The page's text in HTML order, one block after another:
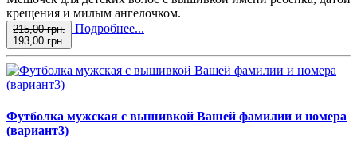
крещения и милым ангелочком.
215,00 грн.
193,00 грн.
Подробнее...
Футболка мужская с вышивкой Вашей фамилии и номера
(вариант3)